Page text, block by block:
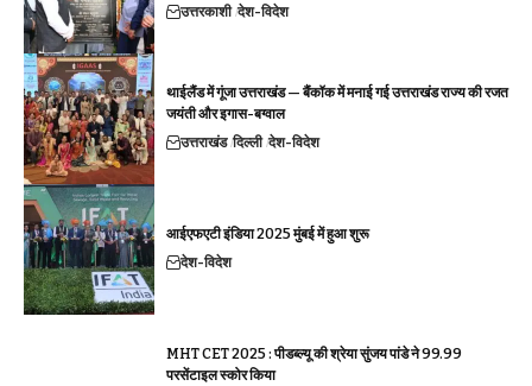
उत्तरकाशी देश-विदेश
थाईलैंड में गूंजा उत्तराखंड — बैंकॉक में मनाई गई उत्तराखंड राज्य की रजत
जयंती और इगास-बग्वाल
उत्तराखंड दिल्ली देश-विदेश
आईएफएटी इंडिया 2025 मुंबई में हुआ शुरू
देश-विदेश
MHT CET 2025 : पीडब्ल्यू की श्रेया सुंजय पांडे ने 99.99
परसेंटाइल स्कोर किया